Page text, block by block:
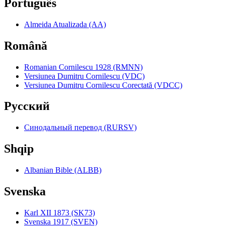
Português
Almeida Atualizada (AA)
Română
Romanian Cornilescu 1928 (RMNN)
Versiunea Dumitru Cornilescu (VDC)
Versiunea Dumitru Cornilescu Corectată (VDCC)
Pyccкий
Синодальный перевод (RURSV)
Shqip
Albanian Bible (ALBB)
Svenska
Karl XII 1873 (SK73)
Svenska 1917 (SVEN)